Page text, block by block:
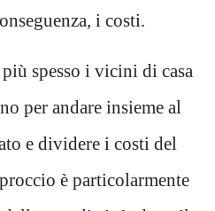
i costi.
più spesso i vicini di casa
per andare insieme al
e dividere i costi del
è particolarmente